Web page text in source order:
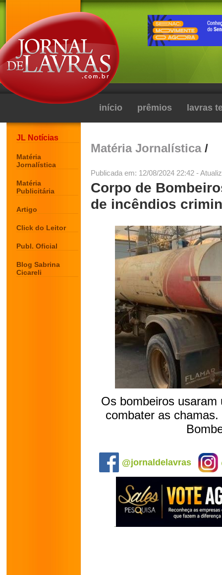
início prêmios lavras
JL Notícias
Matéria
Jornalística
Matéria
Publicitária
Artigo
Click do Leitor
Publ. Oficial
Blog Sabrina
Cicareli
Matéria Jornalística/
Publicada em: 12/08/2024 22:42 -
Corpo de
de incêndios
Os bombeiros usaram
combater as
@jornaldelavras